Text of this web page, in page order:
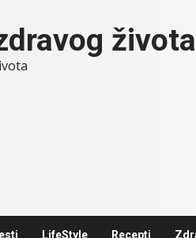
života
LifeStyle Recepti